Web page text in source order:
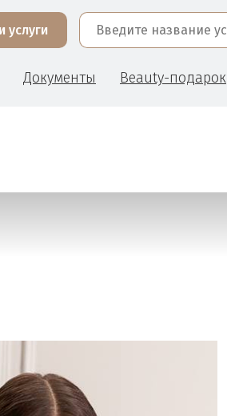
услуги
Документы Beauty-подарок